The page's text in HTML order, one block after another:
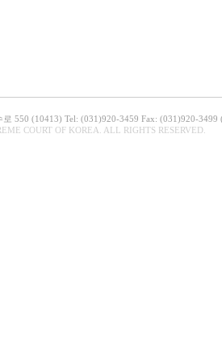
550 (10413) Tel: (031)920-3459 Fax: (031)920-3499
COURT OF KOREA. ALL RIGHTS RESERVED.